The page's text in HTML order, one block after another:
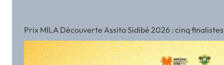
Prix MILA Découverte Assita Sidibé 2026 : cinq